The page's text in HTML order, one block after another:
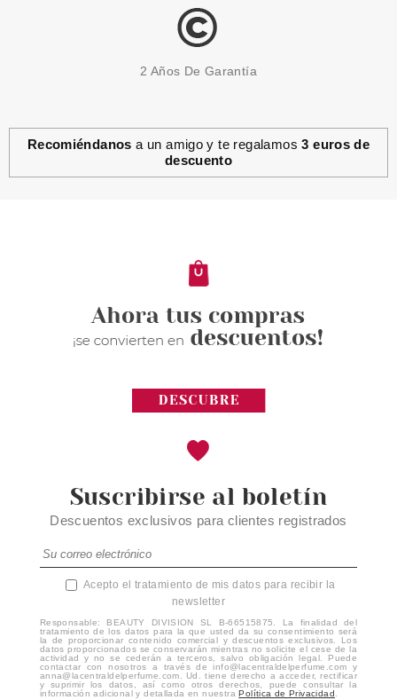
L´OREAL
6.97€
2 Años De Garantía
Recomiéndanos a un amigo y te regalamos3 euros de
descuento
Suscribirse al boletín
Descuentos exclusivos para clientes registrados
Acepto el tratamiento de mis datos para recibir la
newsletter
Responsable: BEAUTY DIVISION SL B-66515875. La finalidad del
tratamiento de los datos para la que usted da su consentimiento será
la de proporcionar contenido comercial y descuentos exclusivos. Los
datos proporcionados se conservarán mientras no solicite el cese de la
actividad y no se cederán a terceros, salvo obligación legal. Puede
contactar con nosotros a través de info@lacentraldelperfume.com y
anna@lacentraldelperfume.com. Ud. tiene derecho a acceder, rectificar
y suprimir los datos, así como otros derechos, puede consultar la
información adicional y detallada en nuestraPolítica de Privacidad